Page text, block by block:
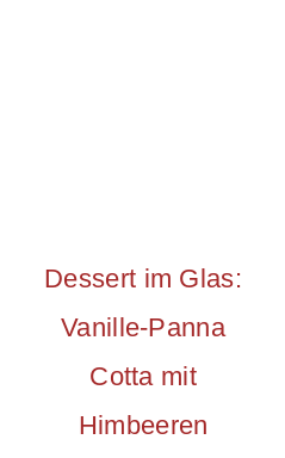
Dessert im Glas:
Vanille-Panna
Cotta mit
Himbeeren